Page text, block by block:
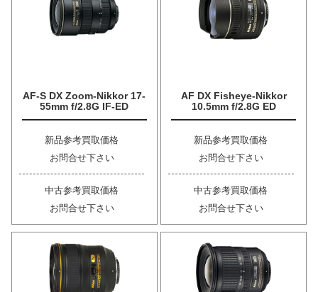
AF-S DX Zoom-Nikkor 17-
55mm f/2.8G IF-ED
新品参考買取価格
お問合せ下さい
中古参考買取価格
お問合せ下さい
AF DX Fisheye-Nikkor
10.5mm f/2.8G ED
新品参考買取価格
お問合せ下さい
中古参考買取価格
お問合せ下さい